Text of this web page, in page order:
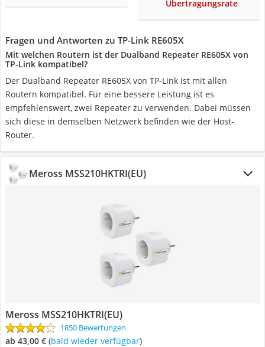
Übertragungsrate
Fragen und Antworten zu TP-Link RE605X
Mit welchen Routern ist der Dualband Repeater RE605X von
TP-Link kompatibel?
Der Dualband Repeater RE605X von TP-Link ist mit allen
Routern kompatibel. Für eine bessere Leistung ist es
empfehlenswert, zwei Repeater zu verwenden. Dabei müssen
sich diese in demselben Netzwerk befinden wie der Host-
Router.
Meross ‎MSS210HKTRI(EU)
Meross ‎MSS210HKTRI(EU)
1850 Bewertungen
ab 43,00 € ( Bald wieder verfügbar)